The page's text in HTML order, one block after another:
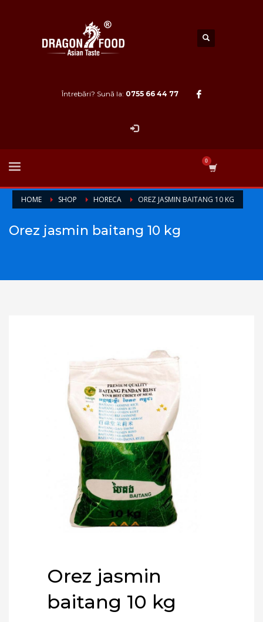
Întrebări? Sună la: 0755 66 44 77
HOME SHOP HORECA OREZ JASMIN BAITANG 10 KG
Orez jasmin baitang 10 kg
Orez jasmin
baitang 10 kg